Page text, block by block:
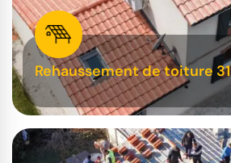
Rehaussement de toiture 31